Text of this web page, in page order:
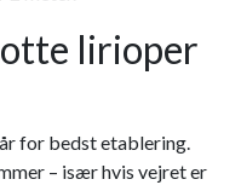
lirioper
for bedst etablering.
– især hvis vejret er